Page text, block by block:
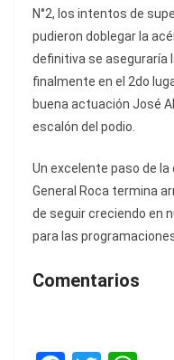
N°2, los intentos de
pudieron doblegar la
definitiva se aseguraría
finalmente en el 2do
buena actuación José
escalón del podio.
Un excelente paso de
General Roca termina
de seguir creciendo en
para las
Comentarios